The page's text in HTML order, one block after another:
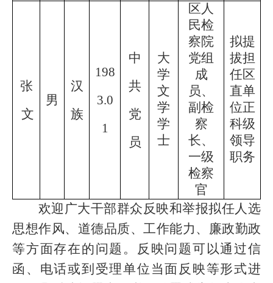
张
文
男
汉
族
198
3.0
1
中
共
党
员
大
学
文
学
学
士
区人
民检
察院
党组
成
员、
副检
察
长、
一级
检察
官
拟提
拔担
任区
直单
位正
科级
领导
职务
欢迎广大干部群众反映和举报拟任人选
思想作风、道德品质、工作能力、廉政勤政
等方面存在的问题。反映问题可以通过信
函、电话或到受理单位当面反映等形式进